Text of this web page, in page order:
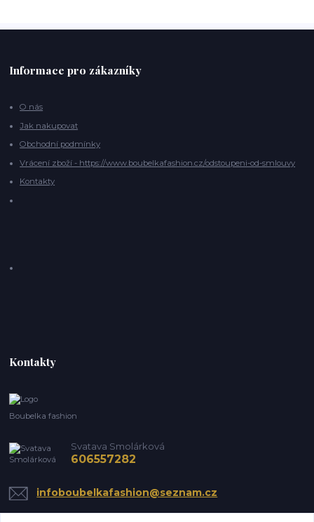
Informace pro zákazníky
O nás
Jak nakupovat
Obchodní podmínky
Vrácení zboží - https://www.boubelkafashion.cz/odstoupeni-od-smlouvy
Kontakty
Kontakty
Boubelka fashion
Svatava Smolárková
606557282
infoboubelkafashion@seznam.cz